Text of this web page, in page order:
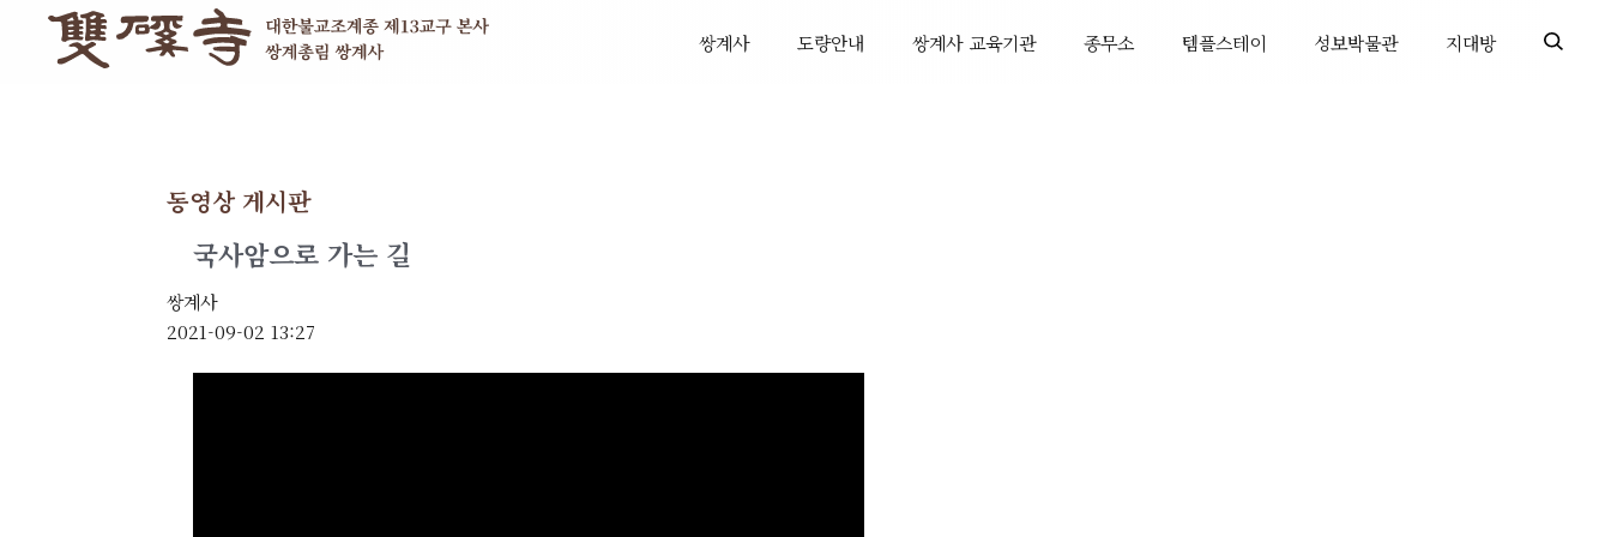
쌍계사 도량안내 쌍계사 교육기관 종무소 템플스테이 성보박물관 지대방
동영상 게시판
국사암으로 가는 길
쌍계사
2021-09-02 13:27